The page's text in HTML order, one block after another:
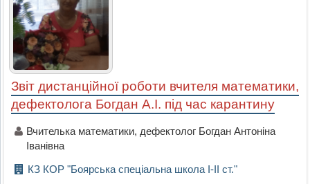
Звіт дистанційної роботи вчителя математики,
дефектолога Богдан А.І. під час карантину
Вчителька математики, дефектолог Богдан Антоніна
Іванівна
КЗ КОР "Боярська спеціальна школа I-II cт."